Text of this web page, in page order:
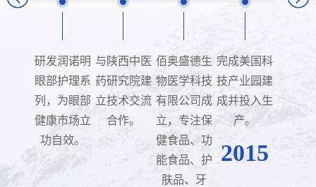
研发润诺明
眼部护理系
列，为眼部
健康市场立
功自效。
与陕西中医
药研究院建
立技术交流
合作。
佰奥盛德生
物医学科技
有限公司成
立，专注保
健食品、功
能食品、护
肤品、牙
完成美国科
技产业园建
成并投入生
产。
2015